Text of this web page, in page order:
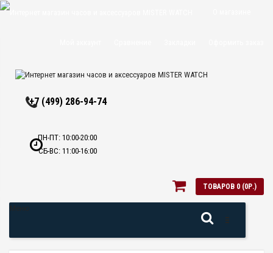
+7 (499) 286-94-74
ПН-ПТ: 10:00-20:00
СБ-ВС: 11:00-16:00
ТОВАРОВ 0 (0Р.)